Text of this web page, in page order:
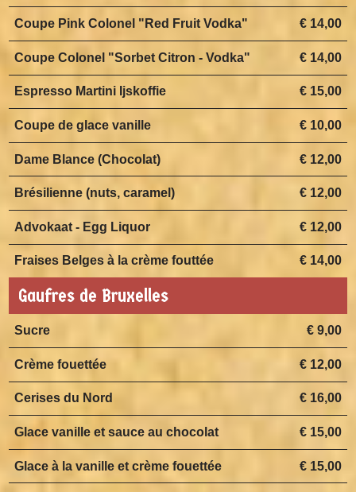
€ 14,00
Coupe Pink Colonel "Red Fruit Vodka"
€ 14,00
Coupe Colonel "Sorbet Citron - Vodka"
€ 15,00
Espresso Martini Ijskoffie
€ 10,00
Coupe de glace vanille
€ 12,00
Dame Blance (Chocolat)
€ 12,00
Brésilienne (nuts, caramel)
€ 12,00
Advokaat - Egg Liquor
€ 14,00
Fraises Belges à la crème fouttée
Gaufres de Bruxelles
€ 9,00
Sucre
€ 12,00
Crème fouettée
€ 16,00
Cerises du Nord
€ 15,00
Glace vanille et sauce au chocolat
€ 15,00
Glace à la vanille et crème fouettée